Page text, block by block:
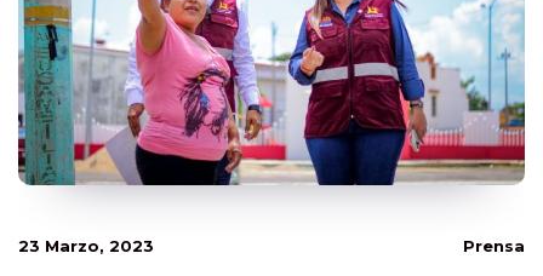
23 Marzo, 2023 Prensa